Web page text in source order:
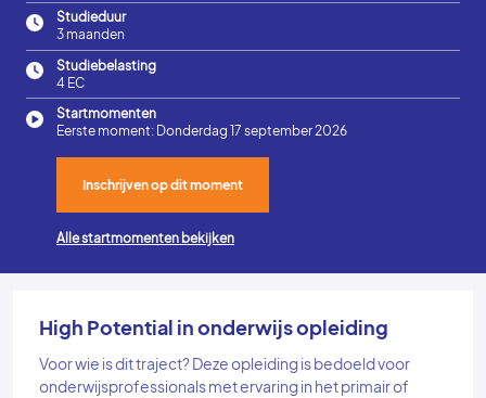
High Potential in onderwijs opleiding
Voor wie is dit traject? Deze opleiding is bedoeld voor
onderwijsprofessionals met ervaring in het primair of
Studieduur
3 maanden
Studiebelasting
4 EC
Startmomenten
Eerste moment: Donderdag 17 september 2026
Inschrijven op dit moment
Alle startmomenten bekijken